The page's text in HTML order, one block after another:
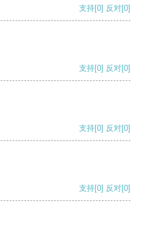
支持[0] 反对[0]
支持[0] 反对[0]
支持[0] 反对[0]
支持[0] 反对[0]